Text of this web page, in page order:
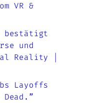
VR &
bestätigt
und
Reality |
Layoffs